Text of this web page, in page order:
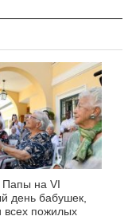
Папы на VI
день бабушек,
всех пожилых